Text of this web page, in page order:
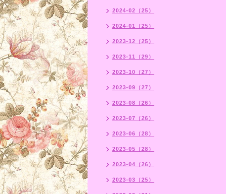
2024-02（25）
2024-01（25）
2023-12（25）
2023-11（29）
2023-10（27）
2023-09（27）
2023-08（26）
2023-07（26）
2023-06（28）
2023-05（28）
2023-04（26）
2023-03（25）